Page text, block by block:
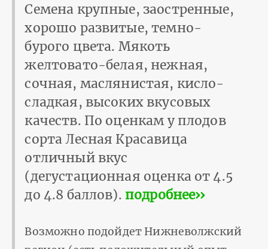
Семена крупные, заостренные,
хорошо развитые, темно-
бурого цвета. Мякоть
желтовато-белая, нежная,
сочная, маслянистая, кисло-
сладкая, высоких вкусовых
качеств. По оценкам у плодов
сорта Лесная Красавица
отличный вкус
(дегустационная оценка от 4.5
до 4.8 баллов). подробнее››
Возможно подойдет Нижневолжский